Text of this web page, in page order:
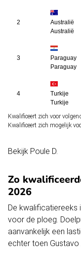
2
Australië
Australië
3
Paraguay
Paraguay
4
Turkije
Turkije
Kwalificeert zich voor
Kwalificeert zich mogelijk
Bekijk Poule D.
Zo
2026
De kwalificatiereeks
voor de ploeg.
aanvankelijk een
echter toen